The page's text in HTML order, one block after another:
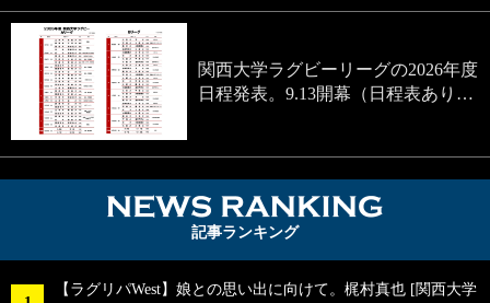
関西大学ラグビーリーグの2026年度
日程発表。9.13開幕（日程表あり…
記事ランキング
【ラグリパWest】娘との思い出に向けて。梶村真也 [関西大学